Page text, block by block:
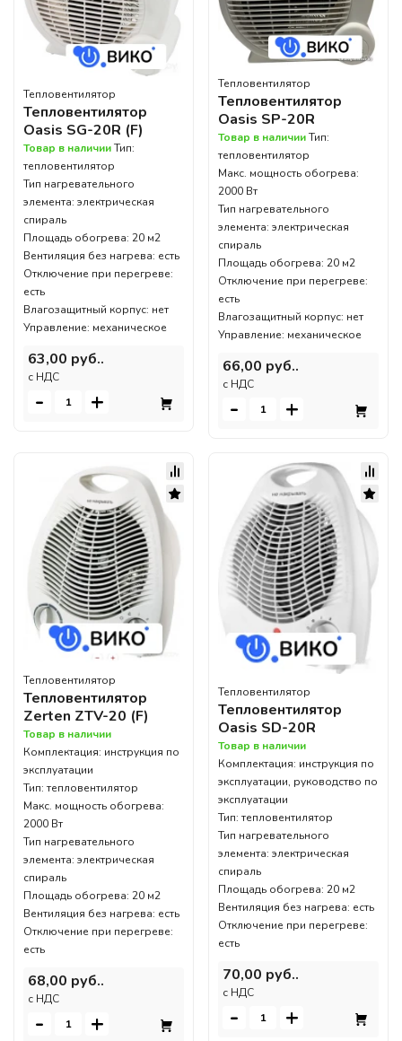
Тепловентилятор
Тепловентилятор
Oasis SG-20R (F)
Товар в наличииТип:
тепловентилятор
Тип нагревательного
элемента: электрическая
спираль
Площадь обогрева: 20 м2
Вентиляция без нагрева: есть
Отключение при перегреве:
есть
Влагозащитный корпус: нет
Управление: механическое
63,00 руб..
c НДС
- +
Тепловентилятор
Тепловентилятор
Oasis SP-20R
Товар в наличииТип:
тепловентилятор
Макс. мощность обогрева:
2000 Вт
Тип нагревательного
элемента: электрическая
спираль
Площадь обогрева: 20 м2
Отключение при перегреве:
есть
Влагозащитный корпус: нет
Управление: механическое
66,00 руб..
c НДС
- +
Тепловентилятор
Тепловентилятор
Zerten ZTV-20 (F)
Товар в наличии
Комплектация: инструкция по
эксплуатации
Тип: тепловентилятор
Макс. мощность обогрева:
2000 Вт
Тип нагревательного
элемента: электрическая
спираль
Площадь обогрева: 20 м2
Вентиляция без нагрева: есть
Отключение при перегреве:
есть
68,00 руб..
c НДС
- +
Тепловентилятор
Тепловентилятор
Oasis SD-20R
Товар в наличии
Комплектация: инструкция по
эксплуатации, руководство по
эксплуатации
Тип: тепловентилятор
Тип нагревательного
элемента: электрическая
спираль
Площадь обогрева: 20 м2
Вентиляция без нагрева: есть
Отключение при перегреве:
есть
70,00 руб..
c НДС
- +